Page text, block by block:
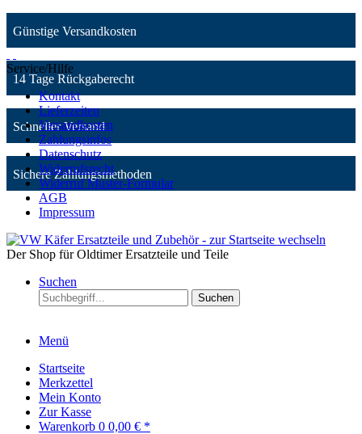
Günstige Versandkosten
14 Tage Rückgaberecht
Schneller Versand
Sichere Zahlungsmethoden
Service/Hilfe
Kontakt
Lieferzeiten
Versandkosten
Zahlungsinfos
Datenschutz
Widerrufsrecht
Widerruf Muster-Formular
AGB
Impressum
Der Shop für Oldtimer Ersatzteile und Teile
Suchen
Suchen
Menü
Startseite
Merkzettel
Mein Konto
Zur Kasse
Warenkorb 0 0,00 € *